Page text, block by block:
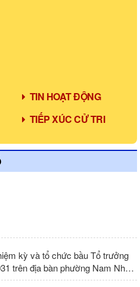
TIN HOẠT ĐỘNG
TIẾP XÚC CỬ TRI
kỳ và tổ chức bầu Tổ trưởng
trên địa bàn phường Nam Nha